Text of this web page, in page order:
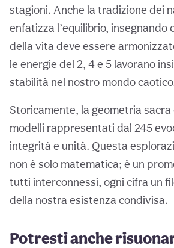
stagioni. Anche la tradizione dei
enfatizza l’equilibrio, insegnando
della vita deve essere
le energie del 2, 4 e 5 lavorano
stabilità nel nostro mondo
Storicamente, la geometria sacra
modelli rappresentati dal 245
integrità e unità. Questa
non è solo matematica; è un
tutti interconnessi, ogni cifra un
della nostra esistenza condivisa.
Potresti anche